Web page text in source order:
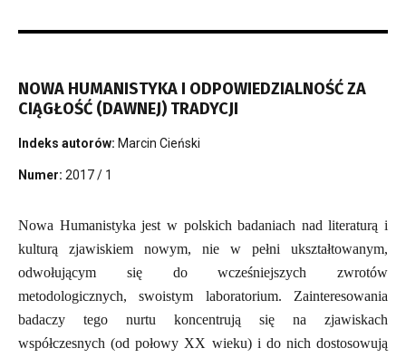
NOWA HUMANISTYKA I ODPOWIEDZIALNOŚĆ ZA
CIĄGŁOŚĆ (DAWNEJ) TRADYCJI
Indeks autorów: Marcin Cieński
Numer: 2017 / 1
Nowa Humanistyka jest w polskich badaniach nad literaturą i
kulturą zjawiskiem nowym, nie w pełni ukształtowanym,
odwołującym się do wcześniejszych zwrotów
metodologicznych, swoistym laboratorium. Zainteresowania
badaczy tego nurtu koncentrują się na zjawiskach
współczesnych (od połowy XX wieku) i do nich dostosowują